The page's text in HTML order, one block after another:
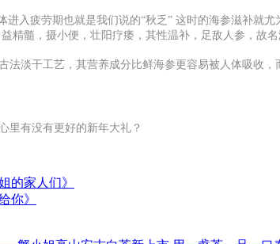
进入疲劳期也就是我们说的“秋乏” 这时的海参滋补就
精髓，摄小便，壮阳疗痿，其性温补，足敌人参，故名
法淡干工艺，其营养成分比鲜海参更容易被人体吸收
里有没有更好的新年大礼？
的家人们》
你》